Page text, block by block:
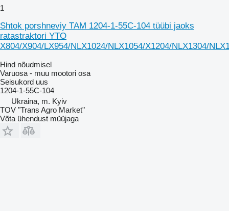
1
Shtok porshneviy TAM 1204-1-55C-104 tüübi jaoks
ratastraktori YTO
X804/X904/LX954/NLX1024/NLX1054/X1204/NLX1304/
Hind nõudmisel
Varuosa - muu mootori osa
Seisukord uus
1204-1-55C-104
Ukraina, m. Kyiv
TOV "Trans Agro Market"
Võta ühendust müüjaga